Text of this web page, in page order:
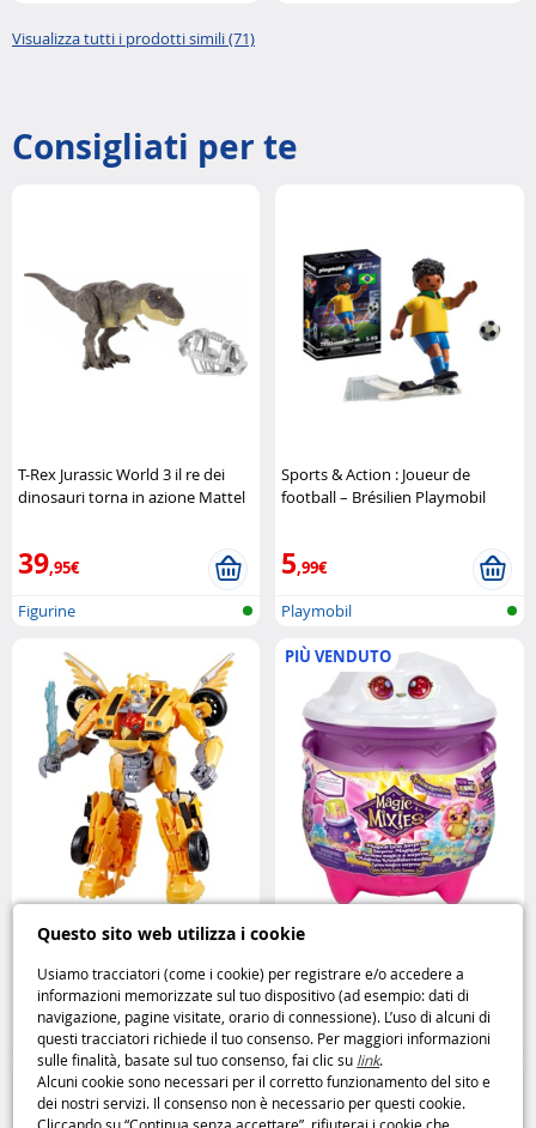
Questo sito web utilizza i cookie
Usiamo tracciatori (come i cookie) per registrare e/o accedere a
informazioni memorizzate sul tuo dispositivo (ad esempio: dati di
navigazione, pagine visitate, orario di connessione). L’uso di alcuni di
questi tracciatori richiede il tuo consenso. Per maggiori informazioni
sulle finalità, basate sul tuo consenso, fai clic su link.
Alcuni cookie sono necessari per il corretto funzionamento del sito e
dei nostri servizi. Il consenso non è necessario per questi cookie.
Visualizza tutti i prodotti simili (71)
Consigliati per te
T-Rex Jurassic World 3 il re dei
dinosauri torna in azione Mattel
39,95€
Figurine
Sports & Action : Joueur de
football – Brésilien Playmobil
5,99€
Playmobil
Transformers Bumblebee Rise of
the Beasts l’eroe Autobot ritorna
in azione Hasbro
27,95€
Figurine
PIÙ VENDUTO
Magic Mixies Calderone del Sole
MOOSE
19,95€
Bambole